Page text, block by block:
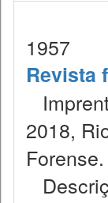
1957
Revista
2018,
Forense.